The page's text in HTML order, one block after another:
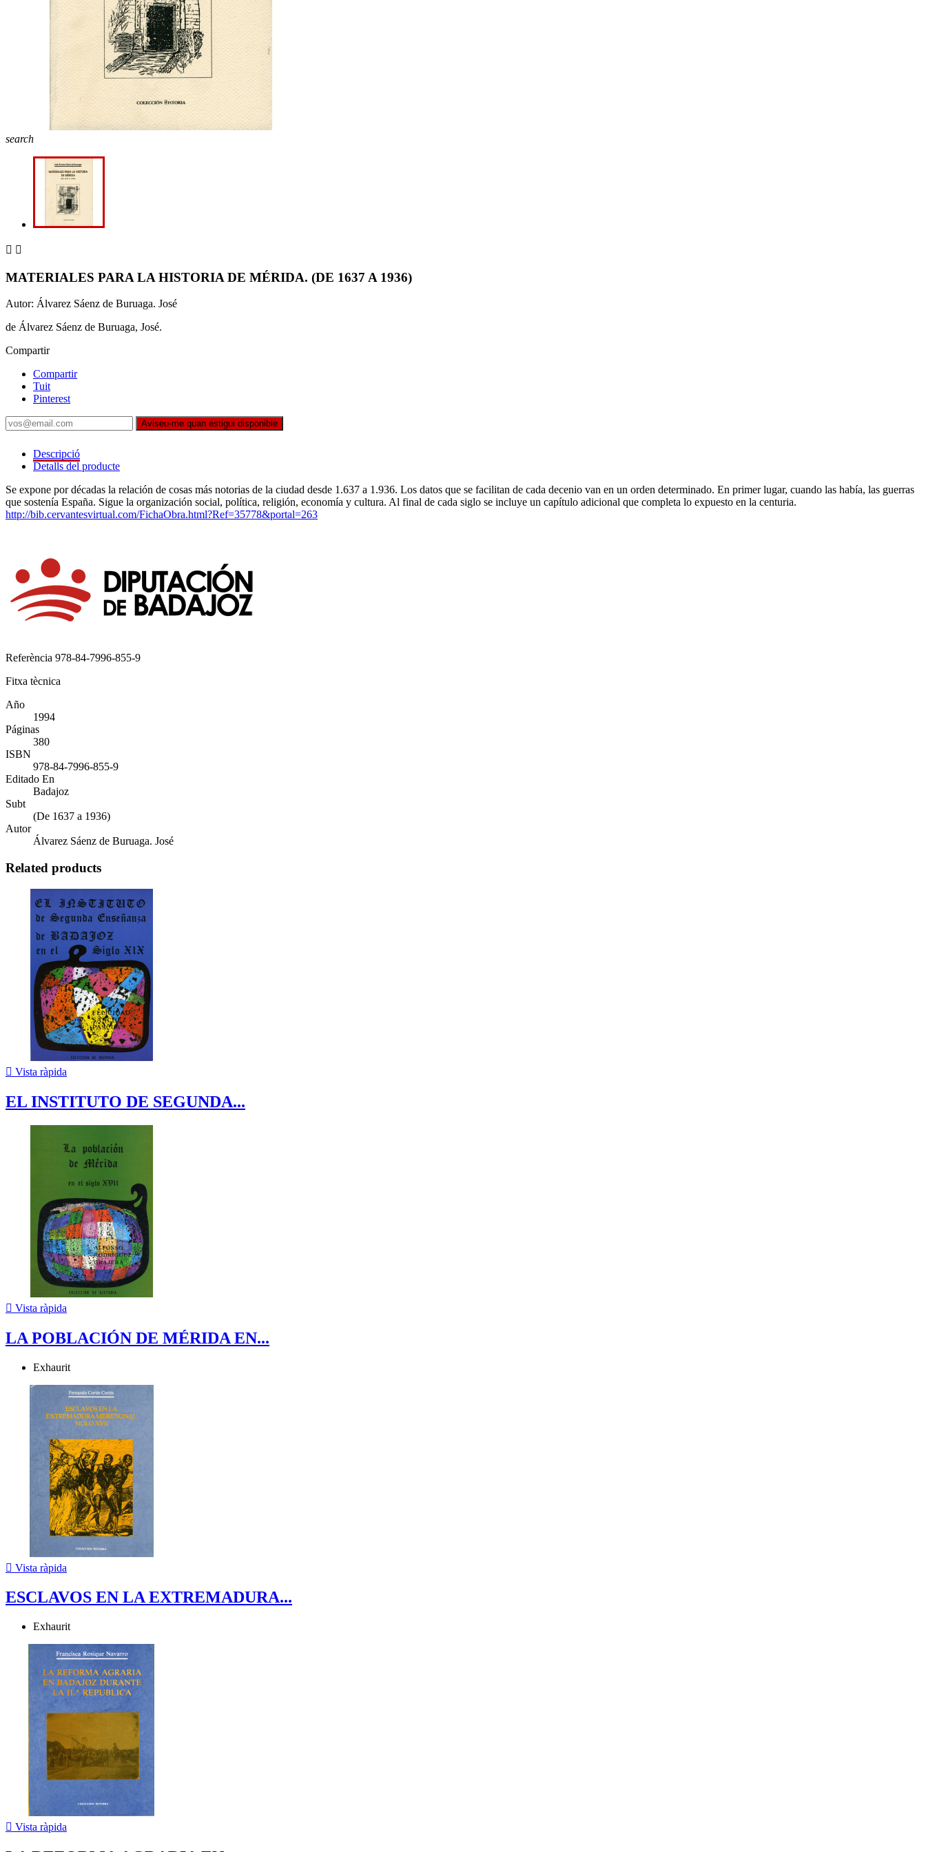
search
 
MATERIALES PARA LA HISTORIA DE MÉRIDA. (DE 1637 A 1936)
Autor: Álvarez Sáenz de Buruaga. José
de Álvarez Sáenz de Buruaga, José.
Compartir
Compartir
Tuit
Pinterest
Aviseu-me quan estigui disponible
Descripció
Detalls del producte
Se expone por décadas la relación de cosas más notorias de la ciudad desde 1.637 a 1.936. Los datos que se facilitan de cada decenio van en un orden determinado. En primer lugar, cuando las había, las guerras
que sostenía España. Sigue la organización social, política, religión, economía y cultura. Al final de cada siglo se incluye un capítulo adicional que completa lo expuesto en la centuria.
http://bib.cervantesvirtual.com/FichaObra.html?Ref=35778&portal=263
Referència 978-84-7996-855-9
Fitxa tècnica
Año
1994
Páginas
380
ISBN
978-84-7996-855-9
Editado En
Badajoz
Subt
(De 1637 a 1936)
Autor
Álvarez Sáenz de Buruaga. José
Related products
 Vista ràpida
EL INSTITUTO DE SEGUNDA...
 Vista ràpida
LA POBLACIÓN DE MÉRIDA EN...
Exhaurit
 Vista ràpida
ESCLAVOS EN LA EXTREMADURA...
Exhaurit
 Vista ràpida